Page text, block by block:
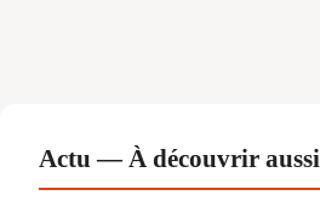
Actu — À découvrir aussi